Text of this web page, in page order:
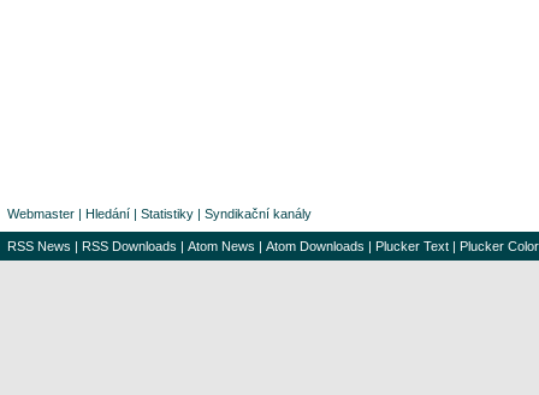
Webmaster | Hledání | Statistiky | Syndikační kanály
RSS News | RSS Downloads | Atom News | Atom Downloads | Plucker Text | Plucker Color